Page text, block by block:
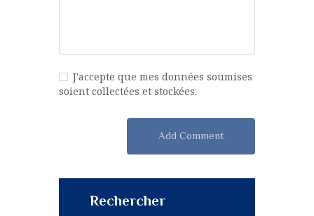
J'accepte que mes données soumises
soient collectées et stockées.
Rechercher